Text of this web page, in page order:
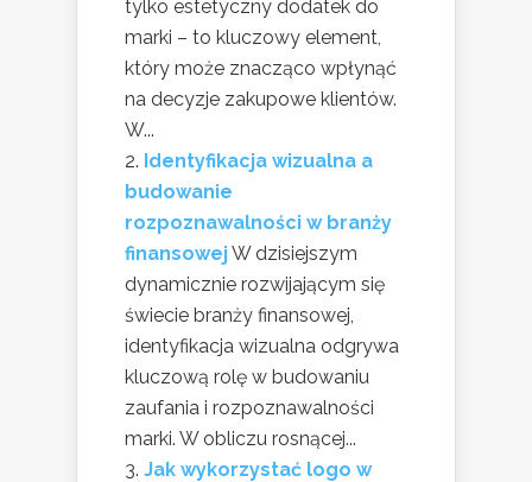
tylko estetyczny dodatek do
marki – to kluczowy element,
który może znacząco wpłynąć
na decyzje zakupowe klientów.
W...
Identyfikacja wizualna a
budowanie
rozpoznawalności w branży
finansowejW dzisiejszym
dynamicznie rozwijającym się
świecie branży finansowej,
identyfikacja wizualna odgrywa
kluczową rolę w budowaniu
zaufania i rozpoznawalności
marki. W obliczu rosnącej...
Jak wykorzystać logo w